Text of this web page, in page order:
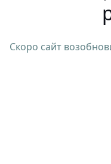
Скоро сайт